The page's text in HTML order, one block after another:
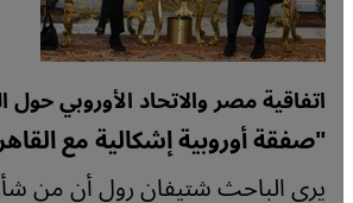
اتفاقية مصر والاتحاد الأوروبي حول
"صفقة أوروبية إشكالية مع
يرى الباحث شتيفان رول أن من